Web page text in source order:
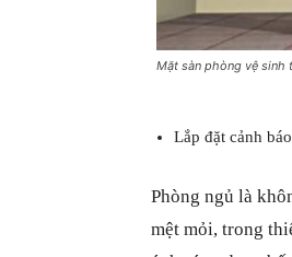
Mặt sàn phòng vệ sinh
Lắp đặt cảnh
Phòng ngủ là
mệt mỏi, trong